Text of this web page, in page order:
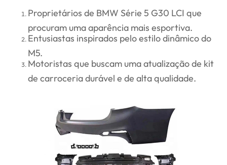
Proprietários de BMW Série 5 G30 LCI que
procuram uma aparência mais esportiva.
Entusiastas inspirados pelo estilo dinâmico do
M5.
Motoristas que buscam uma atualização de kit
de carroceria durável e de alta qualidade.